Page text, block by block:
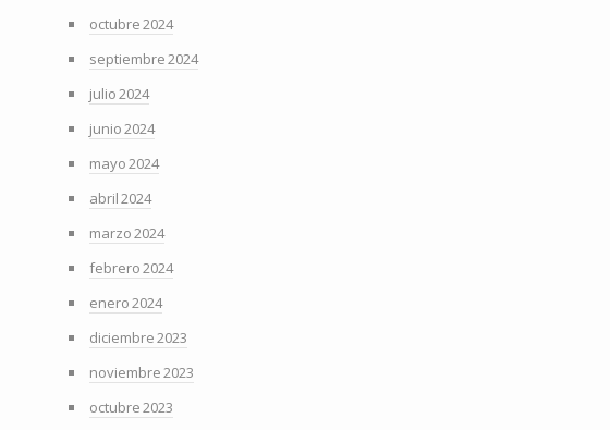
octubre 2024
septiembre 2024
julio 2024
junio 2024
mayo 2024
abril 2024
marzo 2024
febrero 2024
enero 2024
diciembre 2023
noviembre 2023
octubre 2023